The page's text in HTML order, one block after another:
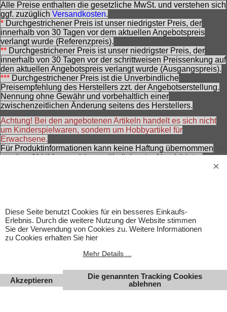
Alle Preise enthalten die gesetzliche MwSt. und verstehen sich
ggf. zuzüglich Versandkosten.
* Durchgestrichener Preis ist unser niedrigster Preis, der
innerhalb von 30 Tagen vor dem aktuellen Angebotspreis
verlangt wurde (Referenzpreis).
** Durchgestrichener Preis ist unser niedrigster Preis, der
innerhalb von 30 Tagen vor der schrittweisen Preissenkung auf
den aktuellen Angebotspreis verlangt wurde (Ausgangspreis).
*** Durchgestrichener Preis ist die Unverbindliche
Preisempfehlung des Herstellers zzt. der Angebotserstellung.
Nennung ohne Gewähr und vorbehaltlich einer
zwischenzeitlichen Änderung seitens des Herstellers.
Achtung! Bei den angebotenen Artikeln handelt es sich nicht
um Kinderspielwaren, sondern um Hobbyartikel für
Erwachsene.
Für Produktinformationen kann keine Haftung übernommen
werden. Abbildungen können ähnlich sein. Abgebildetes
Diese Seite benutzt Cookies für ein besseres Einkaufs-
Erlebnis. Durch die weitere Nutzung der Website stimmen
Sie der Verwendung von Cookies zu. Weitere Informationen
zu Cookies erhalten Sie hier
Mehr Details ...
Akzeptieren
Die genannten Tracking Cookies
ablehnen